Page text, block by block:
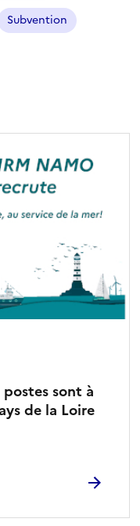
Subvention
sont à
de la Loire